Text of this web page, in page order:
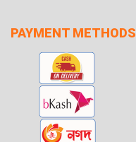
PAYMENT METHODS